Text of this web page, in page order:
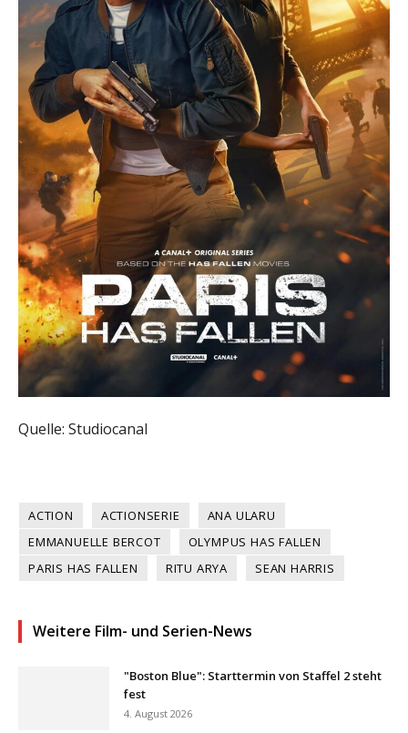
Quelle: Studiocanal
ACTION ACTIONSERIE
ANA ULARU
EMMANUELLE BERCOT
OLYMPUS HAS FALLEN
PARIS HAS FALLEN
RITU ARYA SEAN HARRIS
Weitere Film- und Serien-News
"Boston Blue": Starttermin von Staffel 2 steht
fest
4. August 2026